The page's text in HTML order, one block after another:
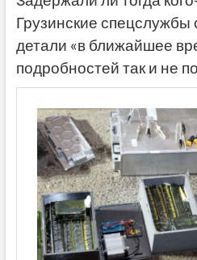
Грузинские
детали «в ближайшее
подробностей так и не